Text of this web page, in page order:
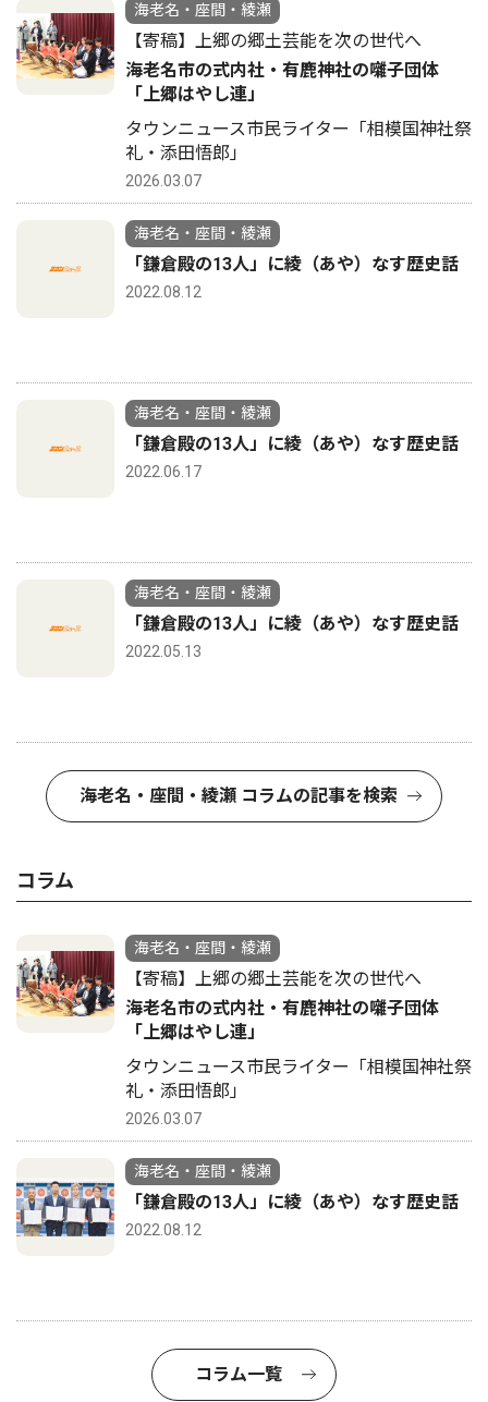
海老名・座間・綾瀬
【寄稿】上郷の郷土芸能を次の世代へ
海老名市の式内社・有鹿神社の囃子団体
「上郷はやし連」
タウンニュース市民ライター「相模国神社祭
礼・添田悟郎」
2026.03.07
海老名・座間・綾瀬
「鎌倉殿の13人」に綾（あや）なす歴史話
2022.08.12
海老名・座間・綾瀬
「鎌倉殿の13人」に綾（あや）なす歴史話
2022.06.17
海老名・座間・綾瀬
「鎌倉殿の13人」に綾（あや）なす歴史話
2022.05.13
海老名・座間・綾瀬 コラムの記事を検索
コラム
海老名・座間・綾瀬
【寄稿】上郷の郷土芸能を次の世代へ
海老名市の式内社・有鹿神社の囃子団体
「上郷はやし連」
タウンニュース市民ライター「相模国神社祭
礼・添田悟郎」
2026.03.07
海老名・座間・綾瀬
「鎌倉殿の13人」に綾（あや）なす歴史話
2022.08.12
コラム一覧